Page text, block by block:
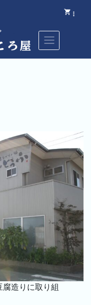
造りに取り組